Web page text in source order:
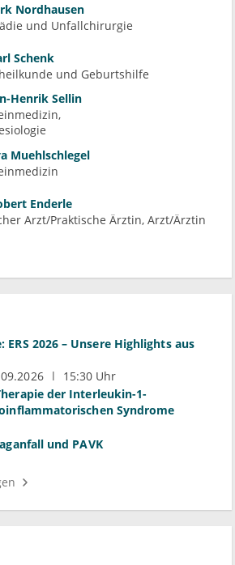
Nordhausen
und Unfallchirurgie
Schenk
und Geburtshilfe
Henrik Sellin
Muehlschlegel
Enderle
Arzt/Praktische Ärztin, Arzt/Ärztin
ERS 2026 – Unsere Highlights aus
15:30 Uhr
der Interleukin-1-
Syndrome
und PAVK